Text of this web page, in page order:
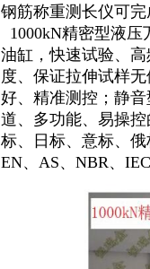
钢筋称重测长仪可完
1000kN精密型液压
油缸，快速试验、高
度、保证拉伸试样
好、精准测控；静音
道、多功能、易操控
标、日标、意标、俄
EN、 AS、NBR、IEC